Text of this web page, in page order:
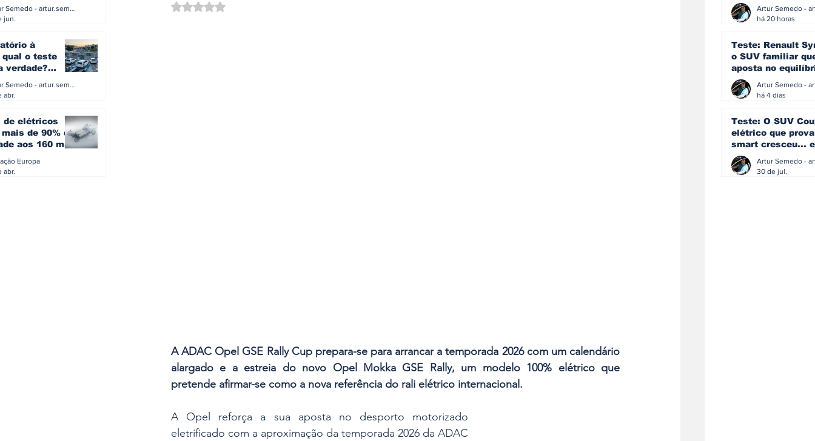
Artur Semedo - artur.semedo@publiracing.pt
jun.
à
qual o teste
verdade?
Artur Semedo - artur.semedo@publiracing.pt
abr.
de elétricos
de 90% da
aos 160 mil
Europa
abr.
Avaliado com NaN de 5 estrelas.
A ADAC Opel GSE Rally Cup prepara-se para arrancar a temporada 2026 com um calendário
alargado e a estreia do novo Opel Mokka GSE Rally, um modelo 100% elétrico que
pretende afirmar-se como a nova referência do rali elétrico internacional.
A Opel reforça a sua aposta no desporto motorizado
eletrificado com a aproximação da temporada 2026 da ADAC
eficiência e
simplicidade
há 20 horas
Teste: Renault
o SUV familiar
aposta no
ainda acredita na
manualhá 4 dias
Teste: O SUV
elétrico que
smart cresceu... e
amadureceu
30 de jul.